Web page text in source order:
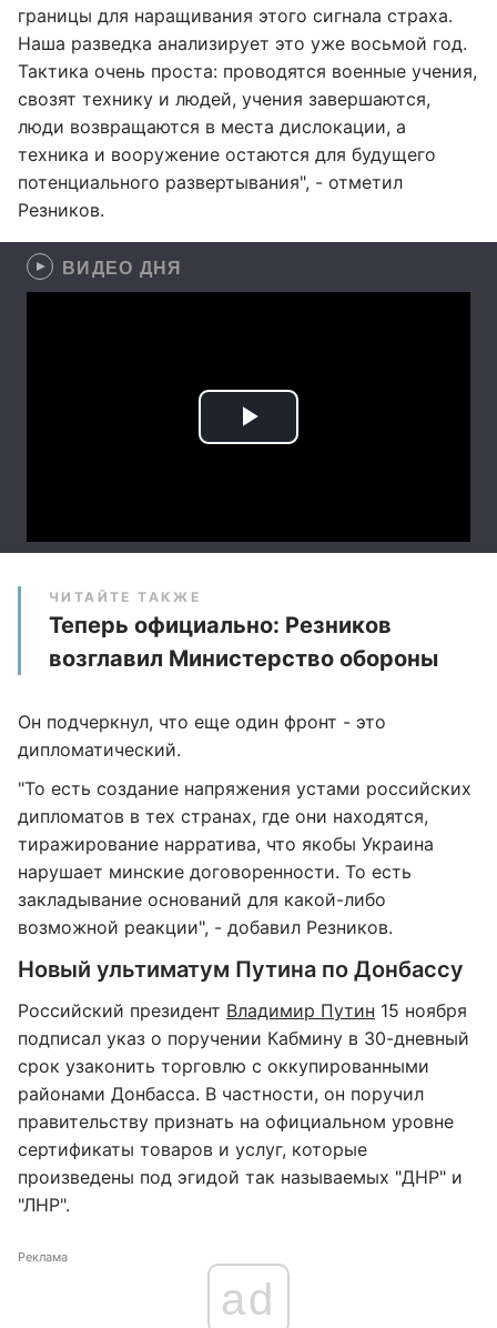
границы для наращивания этого сигнала страха.
Наша разведка анализирует это уже восьмой год.
Тактика очень проста: проводятся военные учения,
свозят технику и людей, учения завершаются,
люди возвращаются в места дислокации, а
техника и вооружение остаются для будущего
потенциального развертывания", - отметил
Резников.
ВИДЕО ДНЯ
ЧИТАЙТЕ ТАКЖЕ
Теперь официально: Резников
возглавил Министерство обороны
Он подчеркнул, что еще один фронт - это
дипломатический.
"То есть создание напряжения устами российских
дипломатов в тех странах, где они находятся,
тиражирование нарратива, что якобы Украина
нарушает минские договоренности. То есть
закладывание оснований для какой-либо
возможной реакции", - добавил Резников.
Новый ультиматум Путина по Донбассу
Российский президент Владимир Путин 15 ноября
подписал указ о поручении Кабмину в 30-дневный
срок узаконить торговлю с оккупированными
районами Донбасса. В частности, он поручил
правительству признать на официальном уровне
сертификаты товаров и услуг, которые
произведены под эгидой так называемых "ДНР" и
"ЛНР".
Реклама
ad